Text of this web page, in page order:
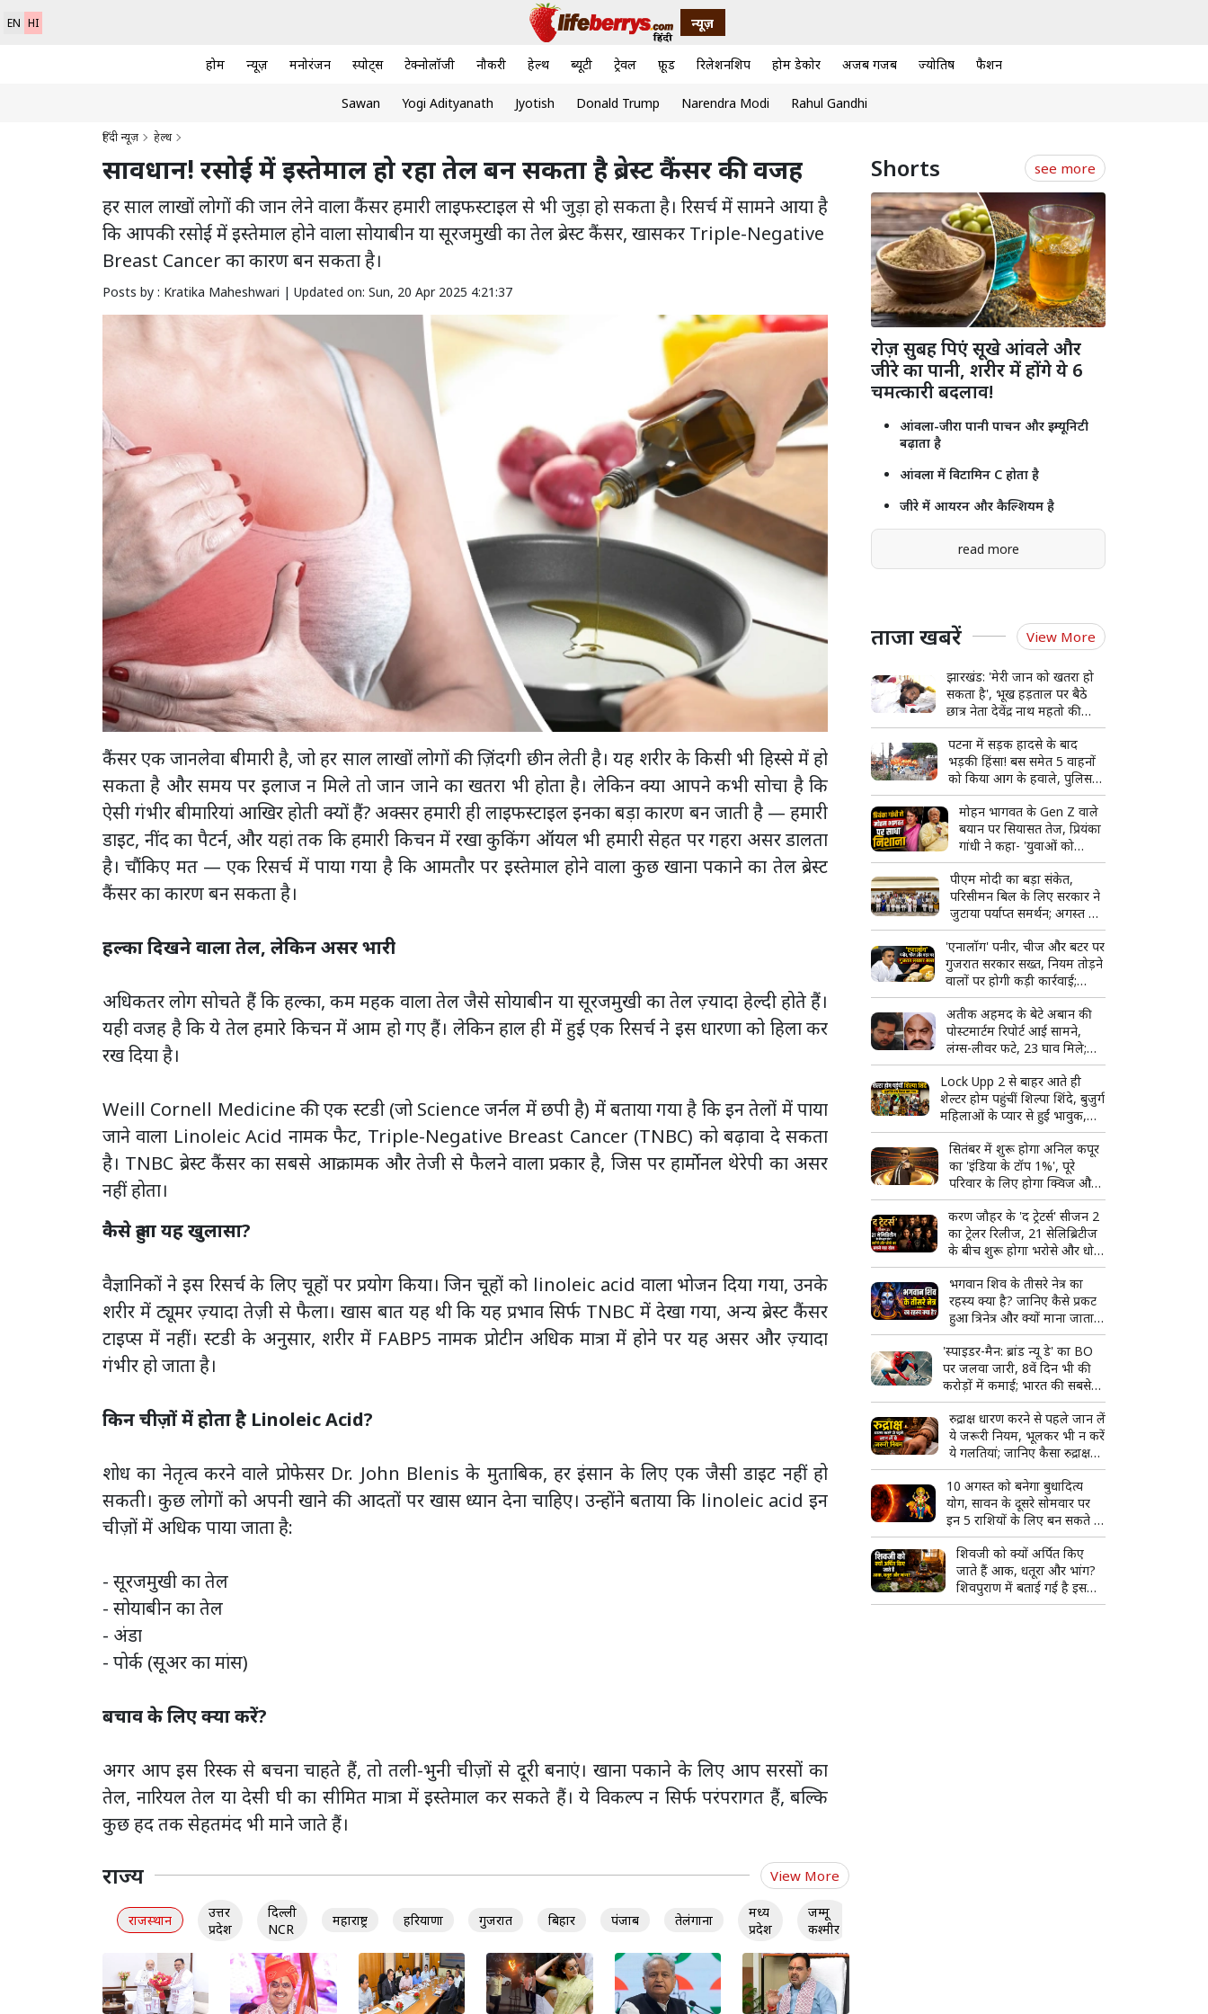
EN HI न्यूज़
होम न्यूज़ मनोरंजन स्पोर्ट्स टेक्नोलॉजी नौकरी हेल्थ ब्यूटी ट्रेवल फ़ूड रिलेशनशिप होम डेकोर अजब गजब ज्योतिष फैशन
Sawan Yogi Adityanath Jyotish Donald Trump Narendra Modi Rahul Gandhi
हिंदी न्यूज़ हेल्थ
सावधान! रसोई में इस्तेमाल हो रहा तेल बन सकता है ब्रेस्ट कैंसर की वजह
हर साल लाखों लोगों की जान लेने वाला कैंसर हमारी लाइफस्टाइल से भी जुड़ा हो सकता है। रिसर्च में सामने आया है
कि आपकी रसोई में इस्तेमाल होने वाला सोयाबीन या सूरजमुखी का तेल ब्रेस्ट कैंसर, खासकर Triple-Negative
Breast Cancer का कारण बन सकता है।
Posts by : Kratika Maheshwari | Updated on: Sun, 20 Apr 2025 4:21:37
कैंसर एक जानलेवा बीमारी है, जो हर साल लाखों लोगों की ज़िंदगी छीन लेती है। यह शरीर के किसी भी हिस्से में हो
सकता है और समय पर इलाज न मिले तो जान जाने का खतरा भी होता है। लेकिन क्या आपने कभी सोचा है कि
ऐसी गंभीर बीमारियां आखिर होती क्यों हैं? अक्सर हमारी ही लाइफस्टाइल इनका बड़ा कारण बन जाती है — हमारी
डाइट, नींद का पैटर्न, और यहां तक कि हमारी किचन में रखा कुकिंग ऑयल भी हमारी सेहत पर गहरा असर डालता
है। चौंकिए मत — एक रिसर्च में पाया गया है कि आमतौर पर इस्तेमाल होने वाला कुछ खाना पकाने का तेल ब्रेस्ट
कैंसर का कारण बन सकता है।
हल्का दिखने वाला तेल, लेकिन असर भारी
अधिकतर लोग सोचते हैं कि हल्का, कम महक वाला तेल जैसे सोयाबीन या सूरजमुखी का तेल ज़्यादा हेल्दी होते हैं।
यही वजह है कि ये तेल हमारे किचन में आम हो गए हैं। लेकिन हाल ही में हुई एक रिसर्च ने इस धारणा को हिला कर
रख दिया है।
Weill Cornell Medicine की एक स्टडी (जो Science जर्नल में छपी है) में बताया गया है कि इन तेलों में पाया
जाने वाला Linoleic Acid नामक फैट, Triple-Negative Breast Cancer (TNBC) को बढ़ावा दे सकता
है। TNBC ब्रेस्ट कैंसर का सबसे आक्रामक और तेजी से फैलने वाला प्रकार है, जिस पर हार्मोनल थेरेपी का असर
नहीं होता।
कैसे हुआ यह खुलासा?
वैज्ञानिकों ने इस रिसर्च के लिए चूहों पर प्रयोग किया। जिन चूहों को linoleic acid वाला भोजन दिया गया, उनके
शरीर में ट्यूमर ज़्यादा तेज़ी से फैला। खास बात यह थी कि यह प्रभाव सिर्फ TNBC में देखा गया, अन्य ब्रेस्ट कैंसर
टाइप्स में नहीं। स्टडी के अनुसार, शरीर में FABP5 नामक प्रोटीन अधिक मात्रा में होने पर यह असर और ज़्यादा
गंभीर हो जाता है।
किन चीज़ों में होता है Linoleic Acid?
शोध का नेतृत्व करने वाले प्रोफेसर Dr. John Blenis के मुताबिक, हर इंसान के लिए एक जैसी डाइट नहीं हो
सकती। कुछ लोगों को अपनी खाने की आदतों पर खास ध्यान देना चाहिए। उन्होंने बताया कि linoleic acid इन
चीज़ों में अधिक पाया जाता है:
- सूरजमुखी का तेल
- सोयाबीन का तेल
- अंडा
- पोर्क (सूअर का मांस)
बचाव के लिए क्या करें?
अगर आप इस रिस्क से बचना चाहते हैं, तो तली-भुनी चीज़ों से दूरी बनाएं। खाना पकाने के लिए आप सरसों का
तेल, नारियल तेल या देसी घी का सीमित मात्रा में इस्तेमाल कर सकते हैं। ये विकल्प न सिर्फ परंपरागत हैं, बल्कि
कुछ हद तक सेहतमंद भी माने जाते हैं।
राज्य View More
राजस्थान
उत्तर
प्रदेश
दिल्ली
NCR
महाराष्ट्र हरियाणा गुजरात बिहार पंजाब तेलंगाना
मध्य
प्रदेश
जम्मू
कश्मीर
Shorts see more
रोज़ सुबह पिएं सूखे आंवले और
जीरे का पानी, शरीर में होंगे ये 6
चमत्कारी बदलाव!
आंवला-जीरा पानी पाचन और इम्यूनिटी
बढ़ाता है
आंवला में विटामिन C होता है
जीरे में आयरन और कैल्शियम है
read more
ताजा खबरें View More
झारखंड: 'मेरी जान को खतरा हो
सकता है', भूख हड़ताल पर बैठे
छात्र नेता देवेंद्र नाथ महतो की
बिगड़ी हालत, अस्पताल में भर्ती
पटना में सड़क हादसे के बाद
भड़की हिंसा! बस समेत 5 वाहनों
को किया आग के हवाले, पुलिस
और मीडिया पर भी पथराव
मोहन भागवत के Gen Z वाले
बयान पर सियासत तेज, प्रियंका
गांधी ने कहा- 'युवाओं को
उनके...'
पीएम मोदी का बड़ा संकेत,
परिसीमन बिल के लिए सरकार ने
जुटाया पर्याप्त समर्थन; अगस्त में
हो सकता है विशेष सत्र
'एनालॉग' पनीर, चीज और बटर पर
गुजरात सरकार सख्त, नियम तोड़ने
वालों पर होगी कड़ी कार्रवाई;
टास्क फोर्स बनाने का ऐलान
अतीक अहमद के बेटे अबान की
पोस्टमार्टम रिपोर्ट आई सामने,
लंग्स-लीवर फटे, 23 घाव मिले;
शव देखकर रो पड़ा भाई अहजम
Lock Upp 2 से बाहर आते ही
शेल्टर होम पहुंचीं शिल्पा शिंदे, बुजुर्ग
महिलाओं के प्यार से हुईं भावुक,
बोलीं- 'ऐसा लग रहा है जैसे मैं ही
जीत गई'
सितंबर में शुरू होगा अनिल कपूर
का 'इंडिया के टॉप 1%', पूरे
परिवार के लिए होगा क्विज और
मस्ती का शानदार कॉम्बो
करण जौहर के 'द ट्रेटर्स' सीजन 2
का ट्रेलर रिलीज, 21 सेलिब्रिटीज
के बीच शुरू होगा भरोसे और धोखे
का सबसे बड़ा खेल
भगवान शिव के तीसरे नेत्र का
रहस्य क्या है? जानिए कैसे प्रकट
हुआ त्रिनेत्र और क्यों माना जाता है
दिव्य शक्ति का प्रतीक
'स्पाइडर-मैन: ब्रांड न्यू डे' का BO
पर जलवा जारी, 8वें दिन भी की
करोड़ों में कमाई; भारत की सबसे
बड़ी हॉलीवुड फिल्म बनने से इतनी
दूर
रुद्राक्ष धारण करने से पहले जान लें
ये जरूरी नियम, भूलकर भी न करें
ये गलतियां; जानिए कैसा रुद्राक्ष
माना जाता है शुभ
10 अगस्त को बनेगा बुधादित्य
योग, सावन के दूसरे सोमवार पर
इन 5 राशियों के लिए बन सकते हैं
तरक्की और सफलता के योग
शिवजी को क्यों अर्पित किए
जाते हैं आक, धतूरा और भांग?
शिवपुराण में बताई गई है इसकी
खास वजह